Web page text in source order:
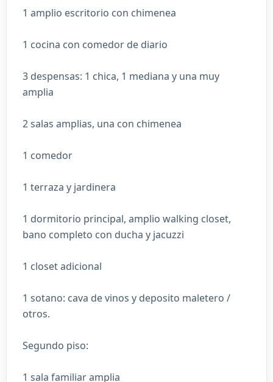
1 amplio escritorio con chimenea
1 cocina con comedor de diario
3 despensas: 1 chica, 1 mediana y una muy
amplia
2 salas amplias, una con chimenea
1 comedor
1 terraza y jardinera
1 dormitorio principal, amplio walking closet,
bano completo con ducha y jacuzzi
1 closet adicional
1 sotano: cava de vinos y deposito maletero /
otros.
Segundo piso:
1 sala familiar amplia